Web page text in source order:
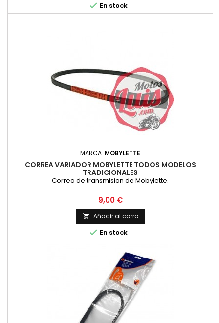
 En stock
MARCA: MOBYLETTE
CORREA VARIADOR MOBYLETTE TODOS MODELOS
TRADICIONALES
Correa de transmision de Mobylette.
Precio
9,00 €
 Añadir al carro
 En stock